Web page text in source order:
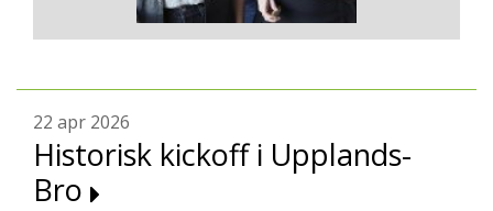
22 apr 2026
Historisk kickoff i Upplands-
Bro